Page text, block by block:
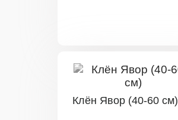
Клён Явор (40-60 см)